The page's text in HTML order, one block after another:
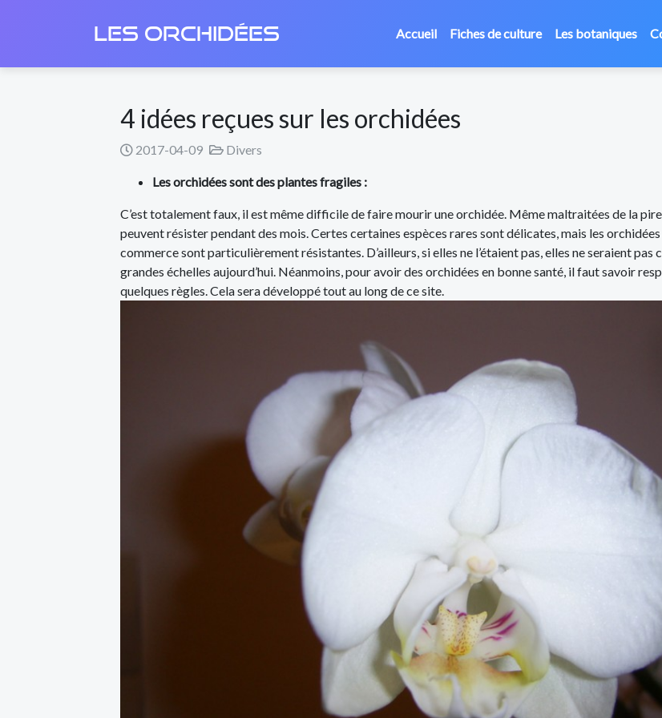
LES ORCHIDÉES Accueil Fiches de culture Les botaniques
4 idées reçues sur les orchidées
2017-04-09 Divers
Les orchidées sont des plantes fragiles :
C’est totalement faux, il est même difficile de faire mourir une orchidée. Même maltraitées de la
peuvent résister pendant des mois. Certes certaines espèces rares sont délicates, mais les
commerce sont particulièrement résistantes. D’ailleurs, si elles ne l’étaient pas, elles ne seraient pas
grandes échelles aujourd’hui. Néanmoins, pour avoir des orchidées en bonne santé, il faut savoir
quelques règles. Cela sera développé tout au long de ce site.